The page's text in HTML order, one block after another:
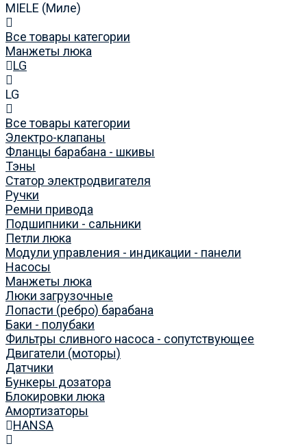
MIELE (Миле)
Все товары категории
Манжеты люка
LG
LG
Все товары категории
Электро-клапаны
Фланцы барабана - шкивы
Тэны
Статор электродвигателя
Ручки
Ремни привода
Подшипники - сальники
Петли люка
Модули управления - индикации - панели
Насосы
Манжеты люка
Люки загрузочные
Лопасти (ребро) барабана
Баки - полубаки
Фильтры сливного насоса - сопутствующее
Двигатели (моторы)
Датчики
Бункеры дозатора
Блокировки люка
Амортизаторы
HANSA